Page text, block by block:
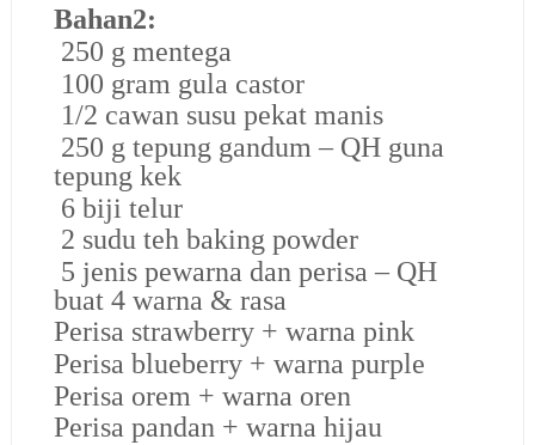
Bahan2:
250 g mentega
100 gram gula castor
1/2 cawan susu pekat manis
250 g tepung gandum – QH guna
tepung kek
6 biji telur
2 sudu teh baking powder
5 jenis pewarna dan perisa – QH
buat 4 warna & rasa
Perisa strawberry + warna pink
Perisa blueberry + warna purple
Perisa orem + warna oren
Perisa pandan + warna hijau